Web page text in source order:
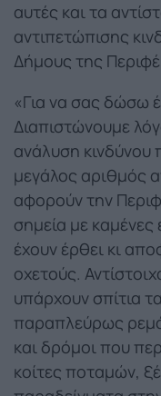
αυτές και τα
αντιπετώπισης
Δήμους της
«Για να σας δώσω
Διαπιστώνουμε
ανάλυση κινδύνου
μεγάλος αριθμός
αφορούν την
σημεία με
έχουν έρθει κι
οχετούς.
υπάρχουν σπίτια
παραπλεύρως
και δρόμοι που
κοίτες ποταμών,